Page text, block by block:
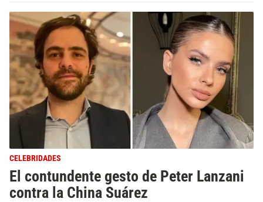
CELEBRIDADES
El contundente gesto de Peter Lanzani
contra la China Suárez